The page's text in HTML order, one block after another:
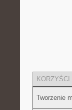
KORZYŚCI
Tworzenie